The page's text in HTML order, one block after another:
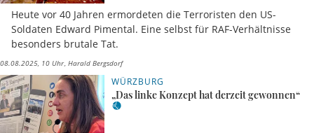
Heute vor 40 Jahren ermordeten die Terroristen den US-
Soldaten Edward Pimental. Eine selbst für RAF-Verhältnisse
besonders brutale Tat.
08.08.2025, 10 Uhr Harald Bergsdorf
WÜRZBURG
„Das linke Konzept hat derzeit gewonnen“